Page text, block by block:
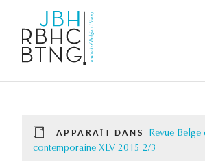
APPARAÎT DANS
Revue
contemporaine XLV 2015 2/3